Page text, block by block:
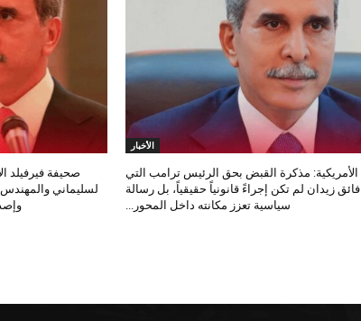
الأخبار
الأمريكية: مذكرة القبض بحق الرئيس ترامب التي
زيدان لم تكن إجراءً قانونياً حقيقياً، بل رسالة
سياسية تعزز مكانته داخل المحور...
صحيفة فيرفيلد
لسليماني